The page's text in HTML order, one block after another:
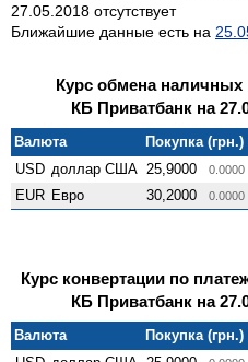
27.05.2018 отсутствует
Ближайшие данные есть на
Курс обмена наличных
КБ Приватбанк на
Валюта Покупка (грн.)
USD доллар США 25,9000 0.0000
EUR Евро 30,2000 0.0000
Курс конвертации по
КБ Приватбанк на
Валюта Покупка (грн.)